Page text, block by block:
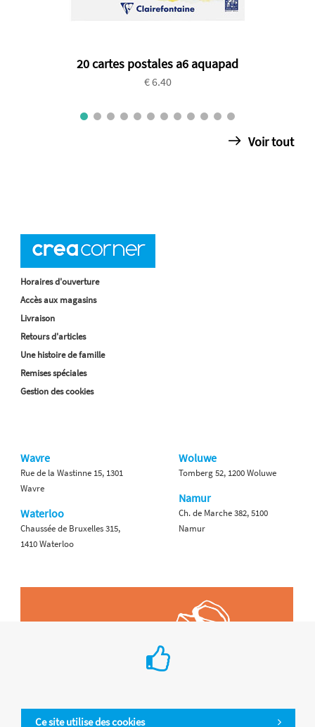
20 cartes postales a6 aquapad
€ 6.40
Voir tout
Ce site utilise des cookies
Horaires d'ouverture
Accès aux magasins
Livraison
Retours d'articles
Une histoire de famille
Remises spéciales
Gestion des cookies
Wavre
Rue de la Wastinne 15, 1301
Wavre
Waterloo
Chaussée de Bruxelles 315,
1410 Waterloo
Woluwe
Tomberg 52, 1200 Woluwe
Namur
Ch. de Marche 382, 5100
Namur